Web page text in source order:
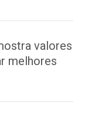
valores
melhores